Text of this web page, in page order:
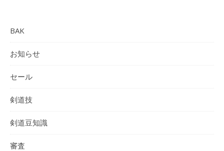
BAK
お知らせ
セール
剣道技
剣道豆知識
審査